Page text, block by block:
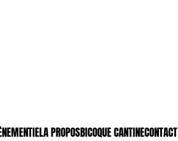
A PROPOSBICOQUE CANTINECONTACT